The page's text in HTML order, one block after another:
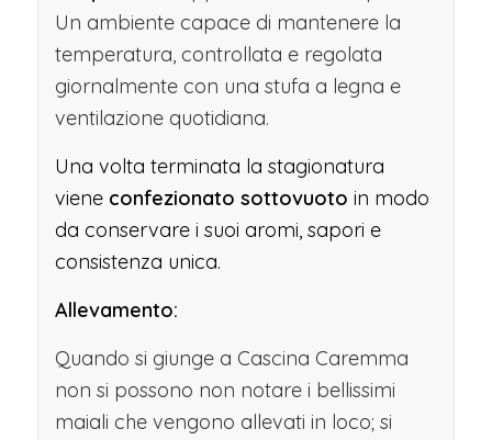
Un ambiente capace di mantenere la
temperatura, controllata e regolata
giornalmente con una stufa a legna e
ventilazione quotidiana.
Una volta terminata la stagionatura
vieneconfezionato sottovuoto in modo
da conservare i suoi aromi, sapori e
consistenza unica.
Allevamento:
Quando si giunge a Cascina Caremma
non si possono non notare i bellissimi
maiali che vengono allevati in loco; si